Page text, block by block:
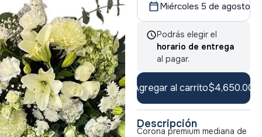
Miércoles 5 de agosto
Podrás elegir el
horario de entrega
al pagar.
Agregar al carrito$4,650.00
Descripción
Corona premium mediana de